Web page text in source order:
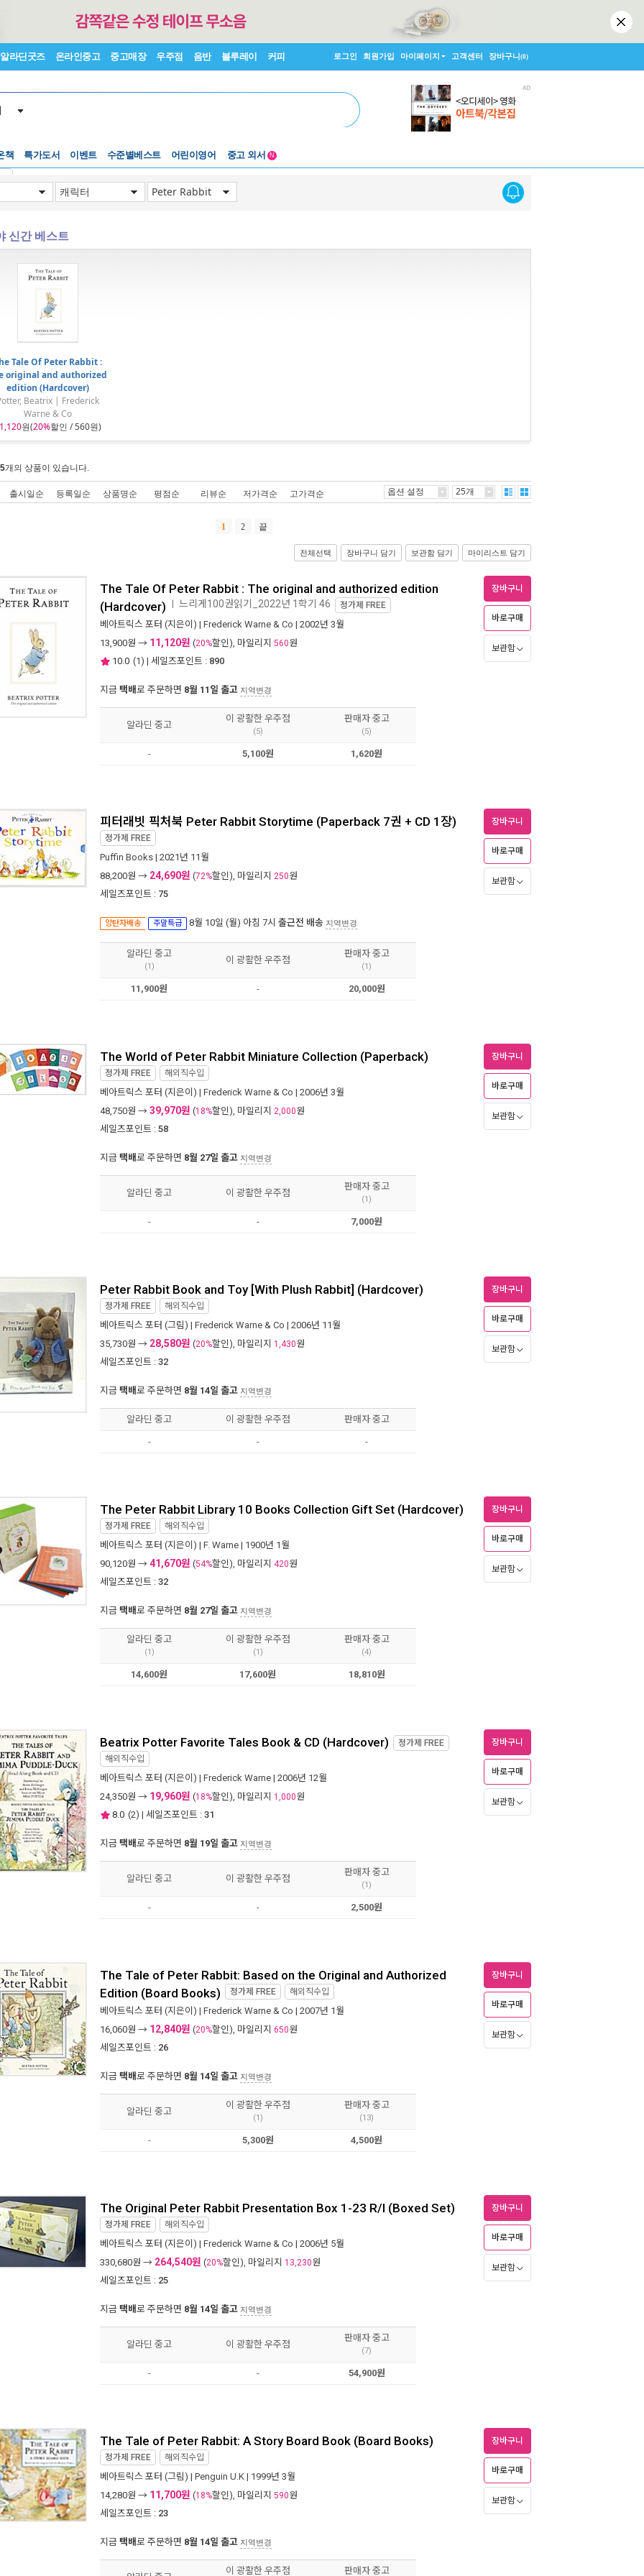
알라딘굿즈 온라인중고 중고매장 우주점 음반 블루레이 커피 로그인 회원가입 마이페이지 고객센터 장바구니(0)
책 특가도서 이벤트
Lexile®
어린이영어
5백원부터
N
신간 베스트
Tale Of Peter Rabbit :
original and authorized
edition (Hardcover)
Beatrix | Frederick
Warne & Co
원(20%할인 / 560원)
개의 상품이 있습니다.
출시일순 등록일순 상품명순 평점순 리뷰순 저가격순 고가격순 옵션 설정 25개
1 2 끝
전체선택 장바구니 담기 보관함 담기 마이리스트 담기
The Tale Of Peter Rabbit : The original and authorized edition
(Hardcover) 느리게100권읽기_2022년 1학기 46 정가제 FREE
베아트릭스 포터 (지은이) | Frederick Warne & Co | 2002년 3월
13,900원 → 11,120원 (20%할인), 마일리지 560원
10.0 (1) | 세일즈포인트 : 890
지금 택배로 주문하면 8월 11일 출고 지역변경
장바구니
바로구매
보관함
알라딘 중고
이 광활한 우주점
(5)
판매자 중고
(5)
- 5,100원 1,620원
피터래빗 픽처북 Peter Rabbit Storytime (Paperback 7권 + CD 1장)
정가제 FREE
Puffin Books | 2021년 11월
88,200원 → 24,690원 (72%할인), 마일리지 250원
세일즈포인트 : 75
양탄자배송 주말특급 8월 10일 (월) 아침 7시 출근전 배송 지역변경
장바구니
바로구매
보관함
알라딘 중고
(1)
이 광활한 우주점
판매자 중고
(1)
11,900원 - 20,000원
The World of Peter Rabbit Miniature Collection (Paperback)
정가제 FREE 해외직수입
베아트릭스 포터 (지은이) | Frederick Warne & Co | 2006년 3월
48,750원 → 39,970원 (18%할인), 마일리지 2,000원
세일즈포인트 : 58
지금 택배로 주문하면 8월 27일 출고 지역변경
장바구니
바로구매
보관함
알라딘 중고 이 광활한 우주점
판매자 중고
(1)
- - 7,000원
Peter Rabbit Book and Toy [With Plush Rabbit] (Hardcover)
정가제 FREE 해외직수입
베아트릭스 포터 (그림) | Frederick Warne & Co | 2006년 11월
35,730원 → 28,580원 (20%할인), 마일리지 1,430원
세일즈포인트 : 32
지금 택배로 주문하면 8월 14일 출고 지역변경
장바구니
바로구매
보관함
알라딘 중고 이 광활한 우주점 판매자 중고
- - -
The Peter Rabbit Library 10 Books Collection Gift Set (Hardcover)
정가제 FREE 해외직수입
베아트릭스 포터 (지은이) | F. Warne | 1900년 1월
90,120원 → 41,670원 (54%할인), 마일리지 420원
세일즈포인트 : 32
지금 택배로 주문하면 8월 27일 출고 지역변경
장바구니
바로구매
보관함
알라딘 중고
(1)
이 광활한 우주점
(1)
판매자 중고
(4)
14,600원 17,600원 18,810원
Beatrix Potter Favorite Tales Book & CD (Hardcover) 정가제 FREE
해외직수입
베아트릭스 포터 (지은이) | Frederick Warne | 2006년 12월
24,350원 → 19,960원 (18%할인), 마일리지 1,000원
8.0 (2) | 세일즈포인트 : 31
지금 택배로 주문하면 8월 19일 출고 지역변경
장바구니
바로구매
보관함
알라딘 중고 이 광활한 우주점
판매자 중고
(1)
- - 2,500원
The Tale of Peter Rabbit: Based on the Original and Authorized
Edition (Board Books) 정가제 FREE 해외직수입
베아트릭스 포터 (지은이) | Frederick Warne & Co | 2007년 1월
16,060원 → 12,840원 (20%할인), 마일리지 650원
세일즈포인트 : 26
지금 택배로 주문하면 8월 14일 출고 지역변경
장바구니
바로구매
보관함
알라딘 중고
이 광활한 우주점
(1)
판매자 중고
(13)
- 5,300원 4,500원
The Original Peter Rabbit Presentation Box 1-23 R/I (Boxed Set)
정가제 FREE 해외직수입
베아트릭스 포터 (지은이) | Frederick Warne & Co | 2006년 5월
330,680원 → 264,540원 (20%할인), 마일리지 13,230원
세일즈포인트 : 25
지금 택배로 주문하면 8월 14일 출고 지역변경
장바구니
바로구매
보관함
알라딘 중고 이 광활한 우주점
판매자 중고
(7)
- - 54,900원
The Tale of Peter Rabbit: A Story Board Book (Board Books)
정가제 FREE 해외직수입
베아트릭스 포터 (그림) | Penguin U.K | 1999년 3월
14,280원 → 11,700원 (18%할인), 마일리지 590원
세일즈포인트 : 23
지금 택배로 주문하면 8월 14일 출고 지역변경
장바구니
바로구매
보관함
이 광활한 우주점 판매자 중고